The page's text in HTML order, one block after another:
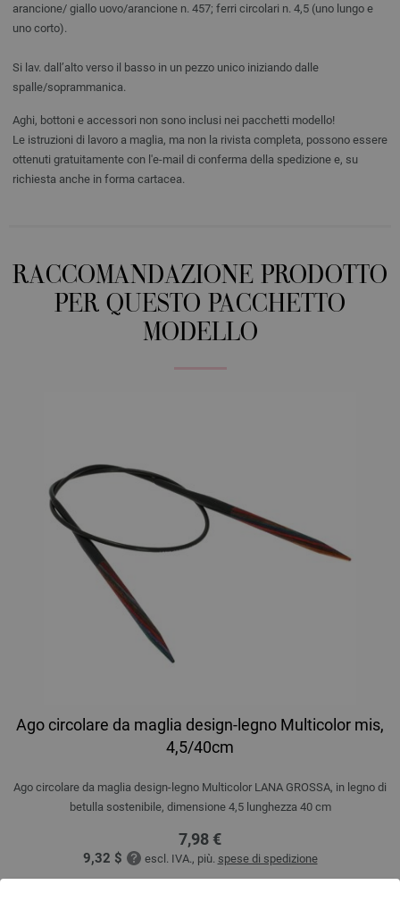
arancione/ giallo uovo/arancione n. 457; ferri circolari n. 4,5 (uno lungo e
uno corto).
Si lav. dall’alto verso il basso in un pezzo unico iniziando dalle
spalle/soprammanica.
Aghi, bottoni e accessori non sono inclusi nei pacchetti modello!
Le istruzioni di lavoro a maglia, ma non la rivista completa, possono essere
ottenuti gratuitamente con l'e-mail di conferma della spedizione e, su
richiesta anche in forma cartacea.
RACCOMANDAZIONE PRODOTTO
PER QUESTO PACCHETTO
MODELLO
Ago circolare da maglia design-legno Multicolor mis,
4,5/40cm
Ago circolare da maglia design-legno Multicolor LANA GROSSA, in legno di
betulla sostenibile, dimensione 4,5 lunghezza 40 cm
7,98 €
9,32 $ escl. IVA., più. spese di spedizione